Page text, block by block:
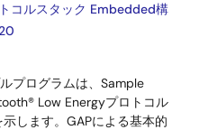
コルスタック Embedded構
プログラムは、Sample
Low Energyプロトコル
します。GAPによる基本的